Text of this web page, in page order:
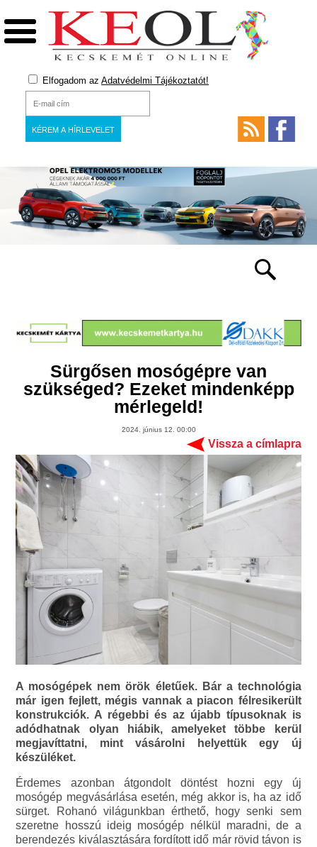
Elfogadom az Adatvédelmi Tájékoztatót!
Sürgősen mosógépre van
szükséged? Ezeket mindenképp
mérlegeld!
2024. június 12. 00:00
Vissza a címlapra
A mosógépek nem örök életűek. Bár a technológia
már igen fejlett, mégis vannak a piacon félresikerült
konstrukciók. A régebbi és az újabb típusoknak is
adódhatnak olyan hiábik, amelyeket többe kerül
megjavíttatni, mint vásárolni helyettük egy új
készüléket.
Érdemes azonban átgondolt döntést hozni egy új
mosógép megvásárlása esetén, még akkor is, ha az idő
sürget. Rohanó világunkban érthető, hogy senki sem
szeretne hosszú ideig mosógép nélkül maradni, de a
berendezés kiválasztására fordított idő már rövid távon is